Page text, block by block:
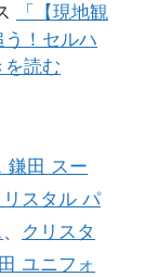
「【現地観
！セルハ
を読む
鎌田 スー
リスタル パ
、 クリスタ
ユニフォ